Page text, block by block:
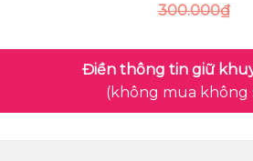
300.000₫
Điền thông tin giữ
(không mua không